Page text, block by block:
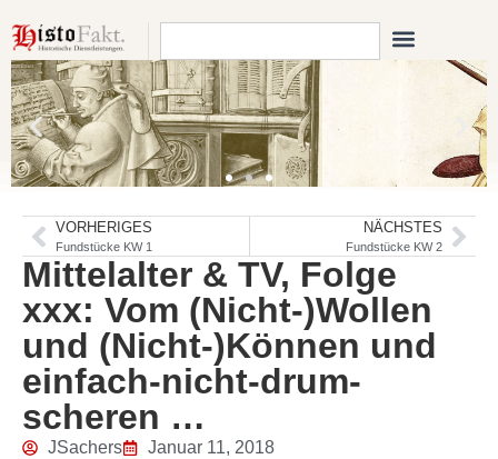
VORHERIGES
Fundstücke KW 1
NÄCHSTES
Fundstücke KW 2
Mittelalter & TV, Folge
xxx: Vom (Nicht-)Wollen
und (Nicht-)Können und
einfach-nicht-drum-
scheren …
JSachers
Januar 11, 2018